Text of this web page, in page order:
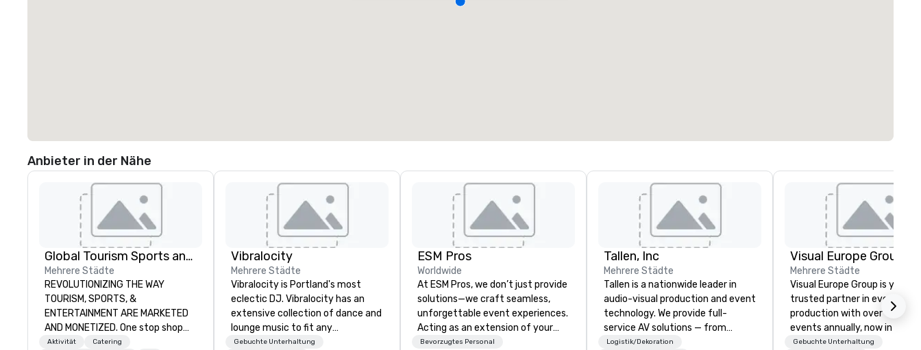
Anbieter in der Nähe
Global Tourism Sports and Entertainment
Mehrere Städte
REVOLUTIONIZING THE WAY
TOURISM, SPORTS, &
ENTERTAINMENT ARE MARKETED
AND MONETIZED. One stop shop
for all of your sports tickets in the
Aktivität
Catering
Vibralocity
Mehrere Städte
Vibralocity is Portland's most
eclectic DJ. Vibralocity has an
extensive collection of dance and
lounge music to fit any
environment. When you book
Gebuchte Unterhaltung
ESM Pros
Worldwide
At ESM Pros, we don’t just provide
solutions—we craft seamless,
unforgettable event experiences.
Acting as an extension of your
team, we bring a consultative,
Bevorzugtes Personal
Tallen, Inc
Mehrere Städte
Tallen is a nationwide leader in
audio-visual production and event
technology. We provide full-
service AV solutions — from
creative design and state-of-
Logistik/Dekoration
Visual Europe Group
Mehrere Städte
Visual Europe Group is your
trusted partner in event
production with over 1,500
events annually, now in 5
across Europe. From
Gebuchte Unterhaltung